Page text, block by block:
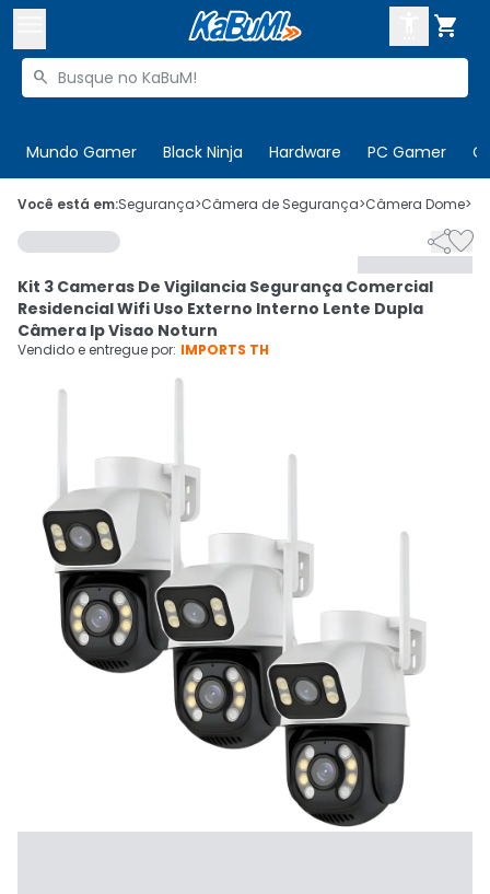

Buscar produtos

Mundo Gamer Black Ninja Hardware PC Gamer
 Olá. Acesse sua conta
 Departamentos
Cupons
Mais Vendidos
Ativar tradutor em libras
CADASTRE-SE
Você está em:Segurança>Câmera de Segurança>Câmera Dome>

Kit 3 Cameras De Vigilancia Segurança Comercial
Residencial Wifi Uso Externo Interno Lente Dupla
Câmera Ip Visao Noturn
Vendido e entregue por: IMPORTS TH